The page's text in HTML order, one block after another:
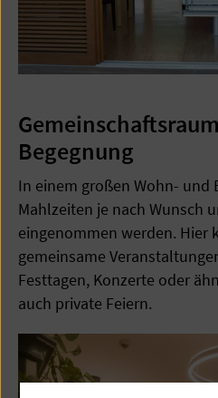
Begegnung
In einem großen Wohn- und
Mahlzeiten je nach Wunsch
eingenommen werden. Hier
gemeinsame
Festtagen, Konzerte oder
auch private Feiern.